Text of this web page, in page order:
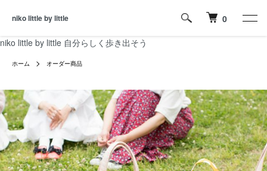
niko little by little 自分らしく歩き出そう
niko little by little 0
ホーム オーダー商品